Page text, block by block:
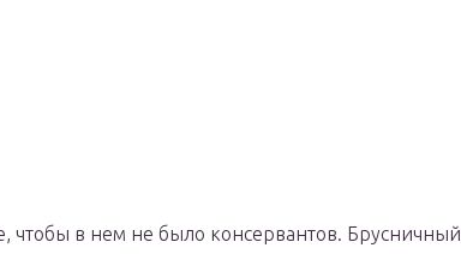
чтобы в нем не было консервантов. Брусничный